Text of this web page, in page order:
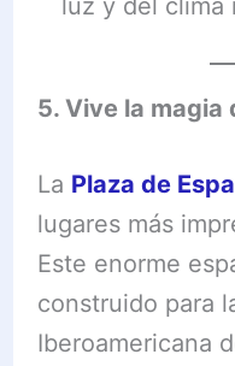
luz y del clima
5. Vive la magia
La Plaza de
lugares más
Este enorme
construido para
Iberoamericana